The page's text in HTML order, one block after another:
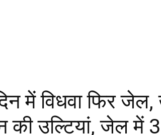
में विधवा फिर
की उल्टियां, जेल में